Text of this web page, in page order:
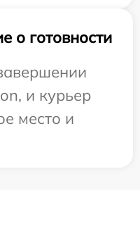
о готовности
и курьер
место и